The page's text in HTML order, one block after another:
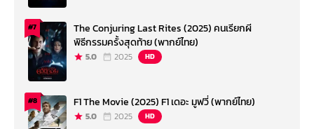
#7
The Conjuring Last Rites (2025) คนเรียกผี
พิธีกรรมครั้งสุดท้าย (พากย์ไทย)
5.0 2025 HD
#8 F1 The Movie (2025) F1 เดอะ มูฟวี่ (พากย์ไทย)
5.0 2025 HD